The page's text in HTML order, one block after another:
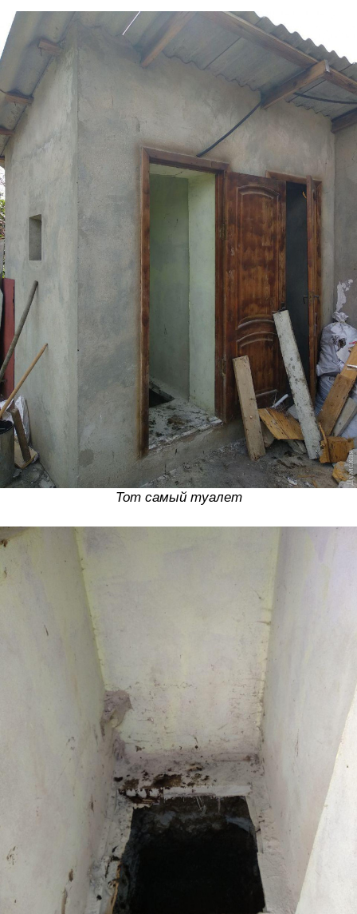
Тот самый туалет